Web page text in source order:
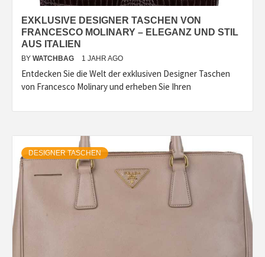
EXKLUSIVE DESIGNER TASCHEN VON
FRANCESCO MOLINARY – ELEGANZ UND STIL
AUS ITALIEN
BY WATCHBAG 1 JAHR AGO
Entdecken Sie die Welt der exklusiven Designer Taschen
von Francesco Molinary und erheben Sie Ihren
DESIGNER TASCHEN